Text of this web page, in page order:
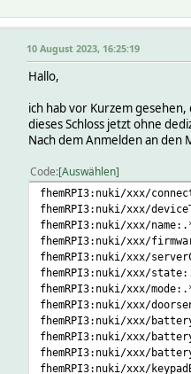
10 August 2023, 16:25:19
Hallo,
ich hab vor Kurzem
dieses Schloss jetzt ohne
Nach dem Anmelden an den
Code Auswählen
fhemRPI3:nuki/xxx/
fhemRPI3:nuki/xxx/
fhemRPI3:nuki/xxx/
fhemRPI3:nuki/xxx/
fhemRPI3:nuki/xxx/
fhemRPI3:nuki/xxx/
fhemRPI3:nuki/xxx/
fhemRPI3:nuki/xxx/
fhemRPI3:nuki/xxx/
fhemRPI3:nuki/xxx/
fhemRPI3:nuki/xxx/
fhemRPI3:nuki/xxx/